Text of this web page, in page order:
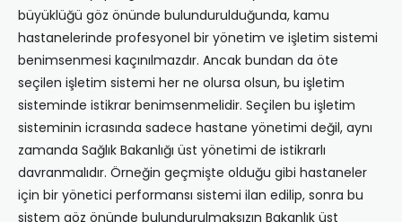
büyüklüğü göz önünde bulundurulduğunda, kamu
hastanelerinde profesyonel bir yönetim ve işletim sistemi
benimsenmesi kaçınılmazdır. Ancak bundan da öte
seçilen işletim sistemi her ne olursa olsun, bu işletim
sisteminde istikrar benimsenmelidir. Seçilen bu işletim
sisteminin icrasında sadece hastane yönetimi değil, aynı
zamanda Sağlık Bakanlığı üst yönetimi de istikrarlı
davranmalıdır. Örneğin geçmişte olduğu gibi hastaneler
için bir yönetici performansı sistemi ilan edilip, sonra bu
sistem göz önünde bulundurulmaksızın Bakanlık üst